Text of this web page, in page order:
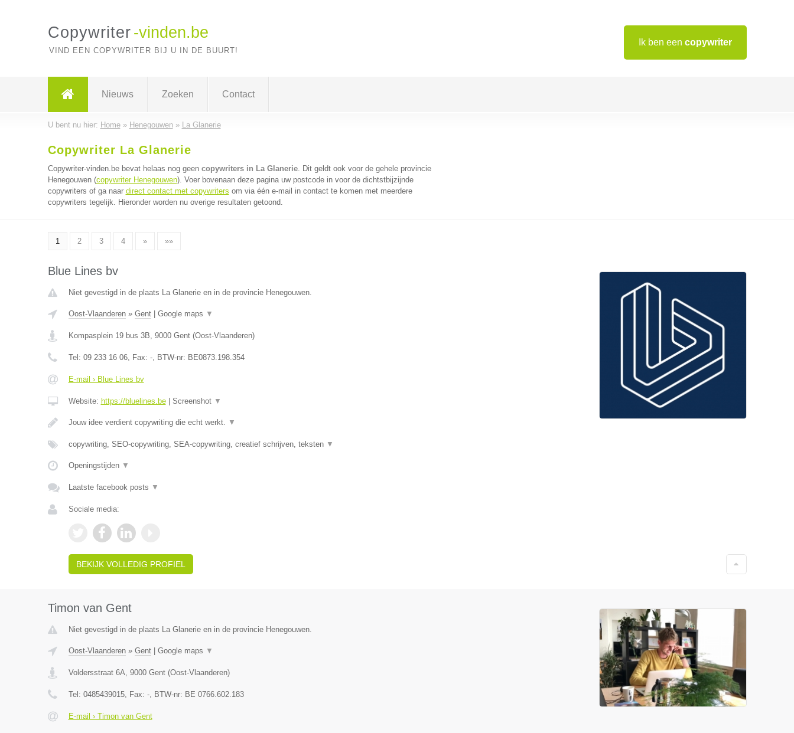
Ik ben een copywriter
Copywriter -vinden.be
VIND EEN COPYWRITER BIJ U IN DE BUURT!
Nieuws Zoeken Contact
U bent nu hier: Home» Henegouwen» La Glanerie
Copywriter La Glanerie
Copywriter-vinden.be bevat helaas nog geen copywriters in La Glanerie. Dit geldt ook voor de gehele provincie
Henegouwen (copywriter Henegouwen). Voer bovenaan deze pagina uw postcode in voor de dichtstbijzijnde
copywriters of ga naar direct contact met copywriters om via één e-mail in contact te komen met meerdere
copywriters tegelijk. Hieronder worden nu overige resultaten getoond.
1 2 3 4 » »»
Blue Lines bv
Niet gevestigd in de plaats La Glanerie en in de provincie Henegouwen.
Oost-Vlaanderen» Gent| Google maps ▼
Kompasplein 19 bus 3B, 9000 Gent(Oost-Vlaanderen)
Tel: 09 233 16 06, Fax: -, BTW-nr: BE0873.198.354
E-mail › Blue Lines bv
Website: https://bluelines.be| Screenshot ▼
Jouw idee verdient copywriting die echt werkt. ▼
copywriting, SEO-copywriting, SEA-copywriting, creatief schrijven, teksten ▼
Openingstijden ▼
Laatste facebook posts ▼
Sociale media:
BEKIJK VOLLEDIG PROFIEL
Timon van Gent
Niet gevestigd in de plaats La Glanerie en in de provincie Henegouwen.
Oost-Vlaanderen» Gent| Google maps ▼
Voldersstraat 6A, 9000 Gent(Oost-Vlaanderen)
Tel: 0485439015, Fax: -, BTW-nr: BE 0766.602.183
E-mail › Timon van Gent